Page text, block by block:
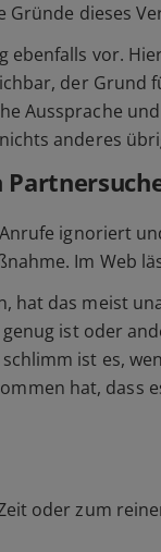
Gründe dieses
ebenfalls vor.
der Grund
Aussprache
anderes
ignoriert
Im Web
hat das meist
ist oder
ist es,
hat, dass
oder zum